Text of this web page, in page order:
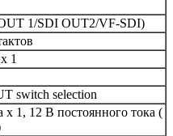
1/SDI OUT2/VF-SDI)
1
switch selection
x 1, 12 В постоянного тока (